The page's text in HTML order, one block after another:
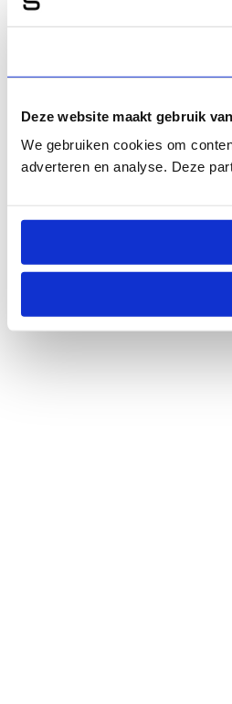
Deze website maakt gebruik
We gebruiken cookies om
adverteren en analyse. Deze